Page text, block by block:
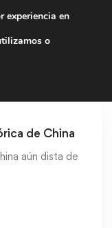
de descuento.
de China
aún dista de
experiencia en
o